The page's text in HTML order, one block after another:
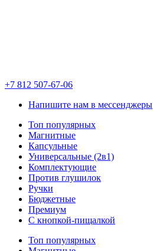
+7 812 507-67-06
Напишите нам в мессенджеры
Топ популярных
Магнитные
Капсульные
Универсальные (2в1)
Комплектующие
Против глушилок
Ручки
Бюджетные
Премиум
С кнопкой-пищалкой
Топ популярных